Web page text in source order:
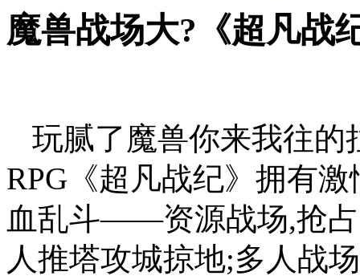
魔兽战场大?《超凡战
玩腻了魔兽你来我往的
RPG《超凡战纪》拥有
血乱斗——资源战场,抢
人推塔攻城掠地;多人战